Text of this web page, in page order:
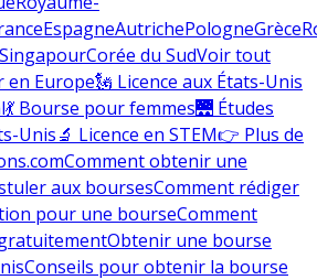
EspagneAutrichePologneGrèce
SingapourCorée du SudVoir tout
Europe🗽 Licence aux États-Unis
💃 Bourse pour femmes🌉 Études
Unis🔬 Licence en STEM👉 Plus de
Comment obtenir une
aux boursesComment rédiger
pour une bourseComment
Obtenir une bourse
Conseils pour obtenir la bourse